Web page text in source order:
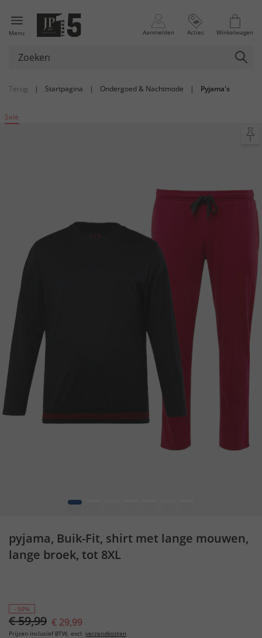
Menu Aanmelden Acties Winkelwagen
Terug | Startpagina | Ondergoed & Nachtmode | Pyjama's
Sale
1
pyjama, Buik-Fit, shirt met lange mouwen,
lange broek, tot 8XL
- 50%
€ 59,99 € 29,99
Prijzen inclusief BTW, excl. verzendkosten